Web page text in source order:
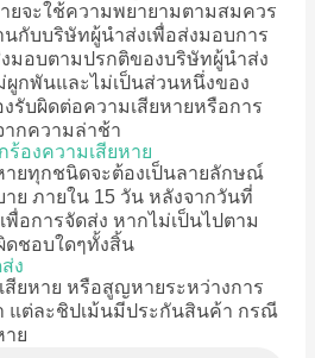
ยจะใช้ความพยายามตามสมควร
นกับบริษัทผู้นำส่งเพื่อส่งมอบการ
มอบตามปรกติของบริษัทผู้นำส่ง
ผูกพันและไม่เป็นส่วนหนึ่งของ
รับผิดต่อความเสียหายหรือการ
ากความล่าช้า
ร้องความเสียหาย
ายทุกชนิดจะต้องเป็นลายลักษณ์
ย ภายใน 15 วัน หลังจากวันที่
อการจัดส่ง หากไม่เป็นไปตาม
ดชอบใดๆทั้งสิ้น
ง
ยหาย หรือสูญหายระหว่างการ
แต่ละชิปเม้นมีประกันสินค้า กรณี
ย